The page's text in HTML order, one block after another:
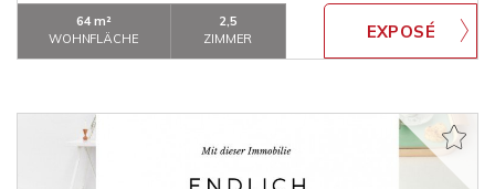
64 m²
WOHNFLÄCHE
2,5
ZIMMER